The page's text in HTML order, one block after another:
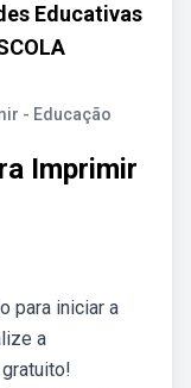
Educativas
- Educação
Imprimir
para iniciar a
a